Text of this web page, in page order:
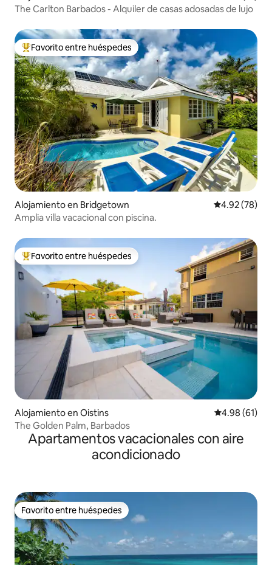
The Carlton Barbados - Alquiler de casas adosadas de lujo
Favorito entre huéspedes preferido
Favorito entre huéspedes
Alojamiento en Bridgetown Calificación
4.92 (78)
Amplia villa vacacional con piscina.
Favorito entre huéspedes preferido
Favorito entre huéspedes
Alojamiento en Oistins Calificación
4.98 (61)
The Golden Palm, Barbados
Apartamentos vacacionales con aire
acondicionado
Favorito entre huéspedes
Favorito entre huéspedes